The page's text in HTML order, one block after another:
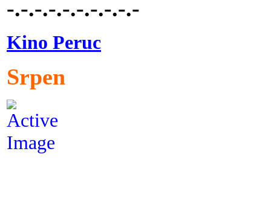
-.-.-.-.-.-.-.-.-.-
Kino Peruc
Srpen